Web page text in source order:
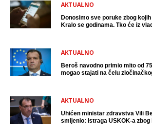
AKTUALNO
Donosimo sve poruke zbog
Kralo se godinama. Tko će iz
AKTUALNO
Beroš navodno primio mito od
mogao stajati na čelu
AKTUALNO
Uhićen ministar zdravstva Vili
smijenio: Istraga USKOK-a